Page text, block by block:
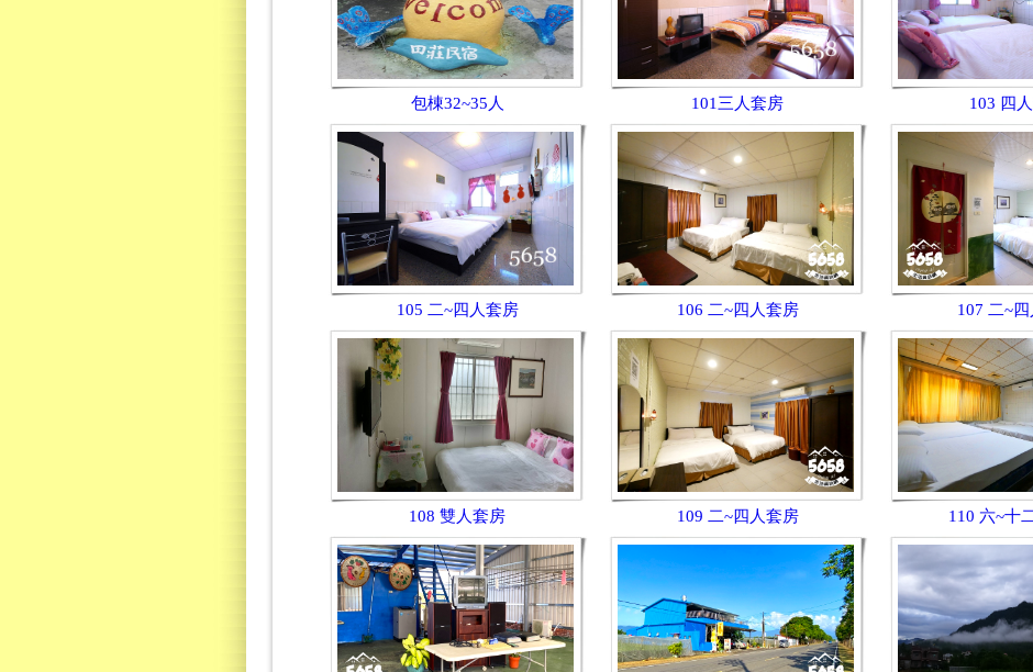
包棟32~35人 101三人套房 103 四
105 二~四人套房 106 二~四人套房 107 二~
108 雙人套房 109 二~四人套房 110 六~十